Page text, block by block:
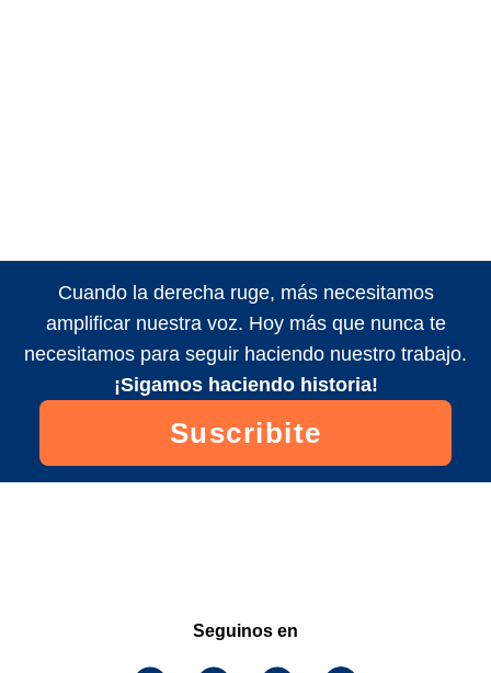
Cuando la derecha ruge, más necesitamos
amplificar nuestra voz. Hoy más que nunca te
necesitamos para seguir haciendo nuestro trabajo.
¡Sigamos haciendo historia!
Suscribite
Seguinos en